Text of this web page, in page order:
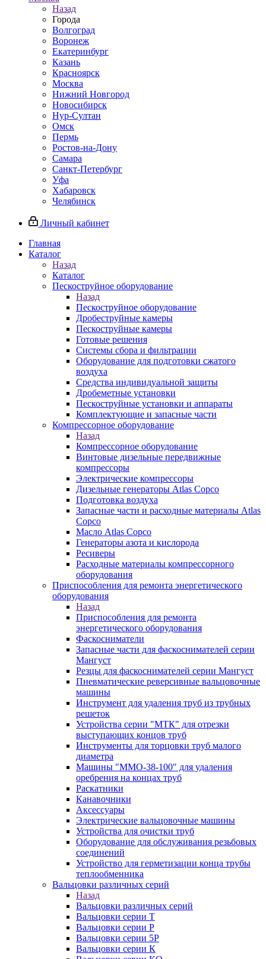
Назад
Города
Волгоград
Воронеж
Екатеринбург
Казань
Красноярск
Москва
Нижний Новгород
Новосибирск
Нур-Султан
Омск
Пермь
Ростов-на-Дону
Самара
Санкт-Петербург
Уфа
Хабаровск
Челябинск
Личный кабинет
Главная
Каталог
Назад
Каталог
Пескоструйное оборудование
Назад
Пескоструйное оборудование
Дробеструйные камеры
Пескоструйные камеры
Готовые решения
Системы сбора и фильтрации
Оборудование для подготовки сжатого
воздуха
Средства индивидуальной защиты
Дробеметные установки
Пескоструйные установки и аппараты
Комплектующие и запасные части
Компрессорное оборудование
Назад
Компрессорное оборудование
Винтовые дизельные передвижные
компрессоры
Электрические компрессоры
Дизельные генераторы Atlas Copco
Подготовка воздуха
Запасные части и расходные материалы Atlas
Copco
Масло Atlas Copco
Генераторы азота и кислорода
Ресиверы
Расходные материалы компрессорного
оборудования
Приспособления для ремонта энергетического
оборудования
Назад
Приспособления для ремонта
энергетического оборудования
Фаскосниматели
Запасные части для фаскоснимателей серии
Мангуст
Резцы для фаскоснимателей серии Мангуст
Пневматические реверсивные вальцовочные
машины
Инструмент для удаления труб из трубных
решеток
Устройства серии "МТК" для отрезки
выступающих концов труб
Инструменты для торцовки труб малого
диаметра
Машины "ММО-38-100" для удаления
оребрения на концах труб
Раскатники
Канавочники
Аксессуары
Электрические вальцовочные машины
Устройства для очистки труб
Оборудование для обслуживания резьбовых
соединений
Устройство для герметизации конца трубы
теплообменника
Вальцовки различных серий
Назад
Вальцовки различных серий
Вальцовки серии Т
Вальцовки серии Р
Вальцовки серии 5Р
Вальцовки серии К